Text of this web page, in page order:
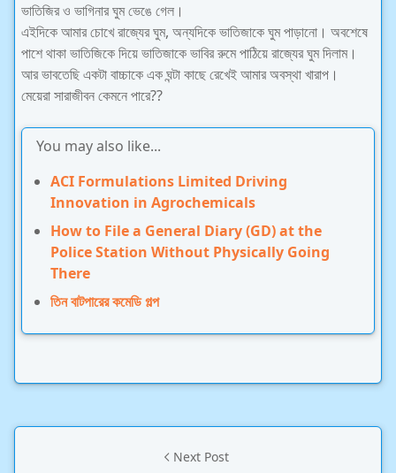
ভাতিজির ও ভাগিনার ঘুম ভেঙে গেল।
এইদিকে আমার চোখে রাজ্যের ঘুম, অন্যদিকে ভাতিজাকে ঘুম পাড়ানো। অবশেষে
পাশে থাকা ভাতিজিকে দিয়ে ভাতিজাকে ভাবির রুমে পাঠিয়ে রাজ্যের ঘুম দিলাম।
আর ভাবতেছি একটা বাচ্চাকে এক ঘন্টা কাছে রেখেই আমার অবস্থা খারাপ।
মেয়েরা সারাজীবন কেমনে পারে??
You may also like...
ACI Formulations Limited Driving
Innovation in Agrochemicals
How to File a General Diary (GD) at the
Police Station Without Physically Going
There
তিন বাটপারের কমেডি গল্প
Next Post